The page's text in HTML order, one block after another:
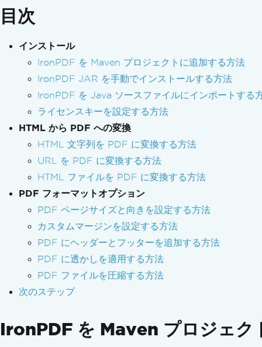
目次
インストール
IronPDF を Maven プロジェクトに追加する方法
IronPDF JAR を手動でインストールする方法
IronPDF を Java ソースファイルにインポートする
ライセンスキーを設定する方法
HTML から PDF への変換
HTML 文字列を PDF に変換する方法
URL を PDF に変換する方法
HTML ファイルを PDF に変換する方法
PDF フォーマットオプション
PDF ページサイズと向きを設定する方法
カスタムマージンを設定する方法
PDF にヘッダーとフッターを追加する方法
PDF に透かしを適用する方法
PDF ファイルを圧縮する方法
次のステップ
IronPDF を Maven プロジェク